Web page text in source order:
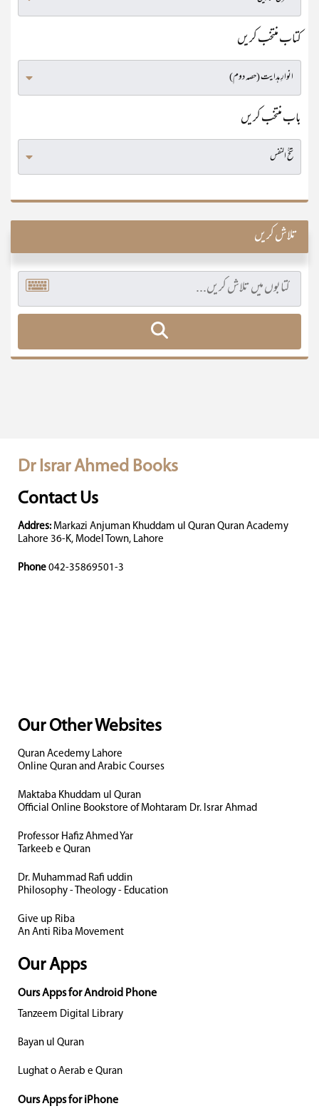
کتاب منتخب کریں
باب منتخب کریں
تلاش کریں
Dr Israr Ahmed Books
Contact Us
Addres: Markazi Anjuman Khuddam ul Quran Quran Academy
Lahore 36-K, Model Town, Lahore
Phone 042-35869501-3
Our Other Websites
Quran Acedemy Lahore
Online Quran and Arabic Courses
Maktaba Khuddam ul Quran
Official Online Bookstore of Mohtaram Dr. Israr Ahmad
Professor Hafiz Ahmed Yar
Tarkeeb e Quran
Dr. Muhammad Rafi uddin
Philosophy - Theology - Education
Give up Riba
An Anti Riba Movement
Our Apps
Ours Apps for Android Phone
Tanzeem Digital Library
Bayan ul Quran
Lughat o Aerab e Quran
Ours Apps for iPhone